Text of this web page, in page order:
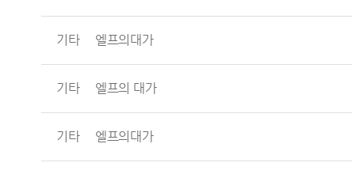
기타 엘프의대가
기타 엘프의 대가
기타 엘프의대가